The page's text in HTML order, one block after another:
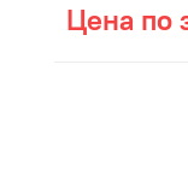
Цена по